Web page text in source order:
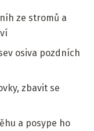
ze stromů a
osiva pozdních
zbavit se
a posype ho